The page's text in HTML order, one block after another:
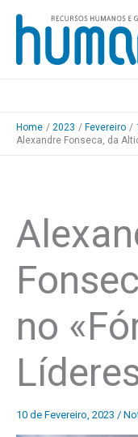
Skip
content
Home 2023 Fevereiro
Alexandre Fonseca, da
no
10 de Fevereiro, 2023 /